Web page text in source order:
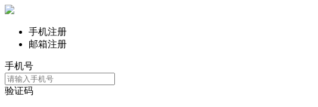
手机注册
邮箱注册
手机号
验证码